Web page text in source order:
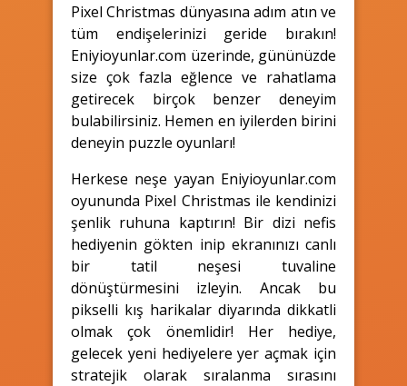
Pixel Christmas dünyasına adım atın ve
tüm endişelerinizi geride bırakın!
Eniyioyunlar.com üzerinde, gününüzde
size çok fazla eğlence ve rahatlama
getirecek birçok benzer deneyim
bulabilirsiniz. Hemen en iyilerden birini
deneyin puzzle oyunları!
Herkese neşe yayan Eniyioyunlar.com
oyununda Pixel Christmas ile kendinizi
şenlik ruhuna kaptırın! Bir dizi nefis
hediyenin gökten inip ekranınızı canlı
bir tatil neşesi tuvaline
dönüştürmesini izleyin. Ancak bu
pikselli kış harikalar diyarında dikkatli
olmak çok önemlidir! Her hediye,
gelecek yeni hediyelere yer açmak için
stratejik olarak sıralanma sırasını